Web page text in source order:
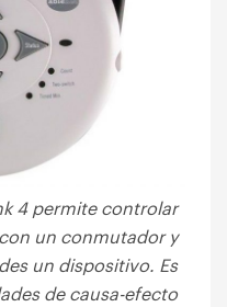
4 permite controlar
un conmutador y
un dispositivo. Es
de causa-efecto